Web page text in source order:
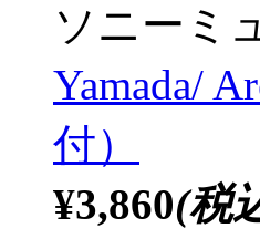
ソニーミ
Yamada/
付）
¥3,860(税